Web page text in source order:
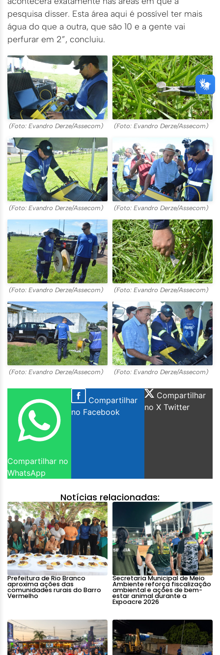
pesquisa disser. Esta área aqui é possível ter mais
água do que a outra, que são 10 e a gente vai
perfurar em 2”, concluiu.
(Foto: Evandro Derze/Assecom) (Foto: Evandro Derze/Assecom)
(Foto: Evandro Derze/Assecom) (Foto: Evandro Derze/Assecom)
(Foto: Evandro Derze/Assecom) (Foto: Evandro Derze/Assecom)
(Foto: Evandro Derze/Assecom) (Foto: Evandro Derze/Assecom)
Compartilhar no
WhatsApp
Compartilhar
no Facebook
Compartilhar
no X Twitter
Notícias relacionadas:
Prefeitura de Rio Branco
aproxima ações das
comunidades rurais do Barro
Vermelho
Secretaria Municipal de Meio
Ambiente reforça fiscalização
ambiental e ações de bem-
estar animal durante a
Expoacre 2026